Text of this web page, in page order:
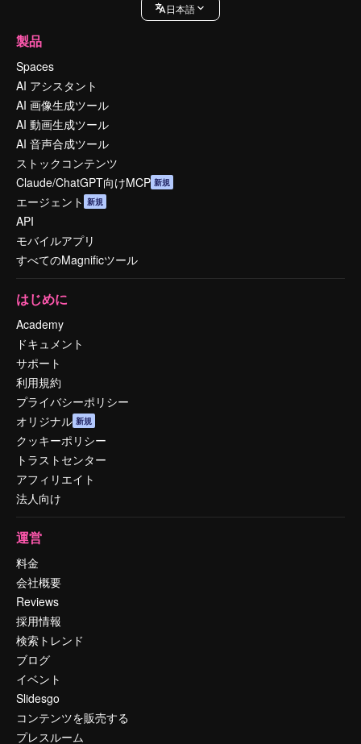
日本語
製品
Spaces
AI アシスタント
AI 画像生成ツール
AI 動画生成ツール
AI 音声合成ツール
ストックコンテンツ
Claude/ChatGPT向けMCP 新規
エージェント 新規
API
モバイルアプリ
すべてのMagnificツール
はじめに
Academy
ドキュメント
サポート
利用規約
プライバシーポリシー
オリジナル 新規
クッキーポリシー
トラストセンター
アフィリエイト
法人向け
運営
料金
会社概要
Reviews
採用情報
検索トレンド
ブログ
イベント
Slidesgo
コンテンツを販売する
プレスルーム